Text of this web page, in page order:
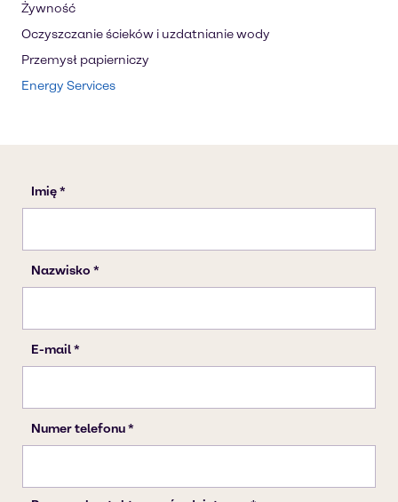
Żywność
Oczyszczanie ścieków i uzdatnianie wody
Przemysł papierniczy
Energy Services